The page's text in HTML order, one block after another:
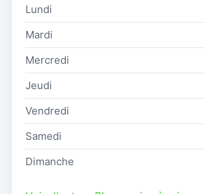
Lundi
Mardi
Mercredi
Jeudi
Vendredi
Samedi
Dimanche